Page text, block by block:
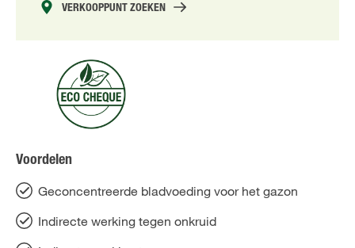
VERKOOPPUNT ZOEKEN
Voordelen
Geconcentreerde bladvoeding voor het gazon
Indirecte werking tegen onkruid